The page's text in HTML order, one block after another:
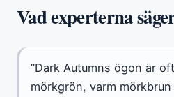
Vad experterna
”Dark Autumns ögon är
mörkgrön, varm